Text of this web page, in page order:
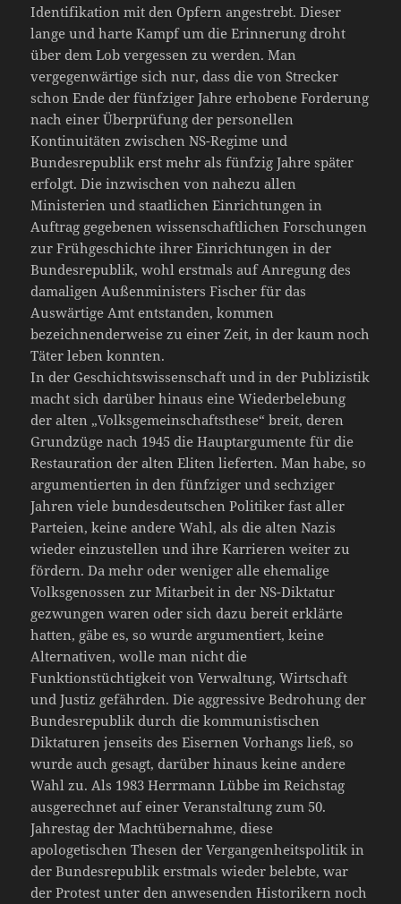
Identifikation mit den Opfern angestrebt. Dieser
lange und harte Kampf um die Erinnerung droht
über dem Lob vergessen zu werden. Man
vergegenwärtige sich nur, dass die von Strecker
schon Ende der fünfziger Jahre erhobene Forderung
nach einer Überprüfung der personellen
Kontinuitäten zwischen NS-Regime und
Bundesrepublik erst mehr als fünfzig Jahre später
erfolgt. Die inzwischen von nahezu allen
Ministerien und staatlichen Einrichtungen in
Auftrag gegebenen wissenschaftlichen Forschungen
zur Frühgeschichte ihrer Einrichtungen in der
Bundesrepublik, wohl erstmals auf Anregung des
damaligen Außenministers Fischer für das
Auswärtige Amt entstanden, kommen
bezeichnenderweise zu einer Zeit, in der kaum noch
Täter leben konnten.
In der Geschichtswissenschaft und in der Publizistik
macht sich darüber hinaus eine Wiederbelebung
der alten „Volksgemeinschaftsthese“ breit, deren
Grundzüge nach 1945 die Hauptargumente für die
Restauration der alten Eliten lieferten. Man habe, so
argumentierten in den fünfziger und sechziger
Jahren viele bundesdeutschen Politiker fast aller
Parteien, keine andere Wahl, als die alten Nazis
wieder einzustellen und ihre Karrieren weiter zu
fördern. Da mehr oder weniger alle ehemalige
Volksgenossen zur Mitarbeit in der NS-Diktatur
gezwungen waren oder sich dazu bereit erklärte
hatten, gäbe es, so wurde argumentiert, keine
Alternativen, wolle man nicht die
Funktionstüchtigkeit von Verwaltung, Wirtschaft
und Justiz gefährden. Die aggressive Bedrohung der
Bundesrepublik durch die kommunistischen
Diktaturen jenseits des Eisernen Vorhangs ließ, so
wurde auch gesagt, darüber hinaus keine andere
Wahl zu. Als 1983 Herrmann Lübbe im Reichstag
ausgerechnet auf einer Veranstaltung zum 50.
Jahrestag der Machtübernahme, diese
apologetischen Thesen der Vergangenheitspolitik in
der Bundesrepublik erstmals wieder belebte, war
der Protest unter den anwesenden Historikern noch